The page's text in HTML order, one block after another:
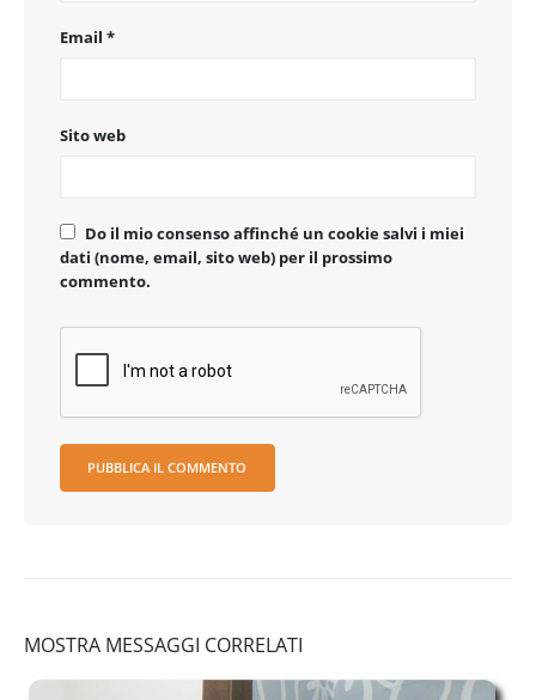
Email *
Sito web
Do il mio consenso affinché un cookie salvi i miei
dati (nome, email, sito web) per il prossimo
commento.
MOSTRA MESSAGGI CORRELATI